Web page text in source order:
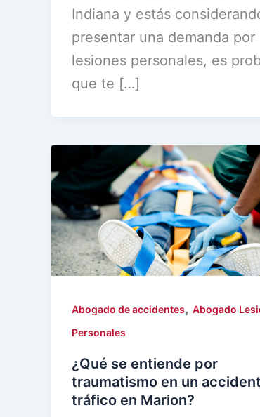
Indiana y estás
presentar una demanda por
lesiones personales, es
que te […]
Abogado de accidentes, Abogado
Personales
¿Qué se entiende por
traumatismo en un
tráfico en Marion?